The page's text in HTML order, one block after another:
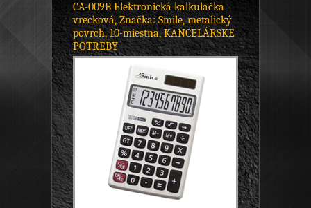
CA-009B Elektronická kalkulačka
vrecková, Značka: Smile, metalický
povrch, 10-miestna, KANCELÁRSKE
POTREBY